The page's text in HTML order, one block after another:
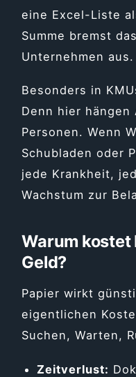
eine Excel-Liste
Summe bremst
Unternehmen aus.
Besonders in
Denn hier
Personen. Wenn
Schubladen oder
jede Krankheit,
Wachstum zur
Warum kostet
Geld?
Papier wirkt
eigentlichen
Suchen, Warten,
Zeitverlust: